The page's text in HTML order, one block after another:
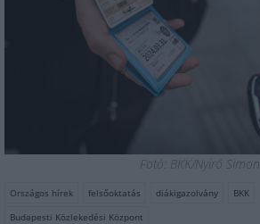
Fotó: BKK/Nyirő Simon
Országos hírek felsőoktatás diákigazolvány
BKK
Budapesti Közlekedési Központ